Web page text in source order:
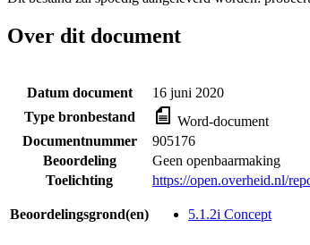
Over dit document
Datum document
16 juni 2020
Type bronbestand
Word-document
Documentnummer
905176
Beoordeling
Geen openbaarmaking
Toelichting
https://open.overheid.nl/
Beoordelingsgrond(en) 5.1.2i Concept